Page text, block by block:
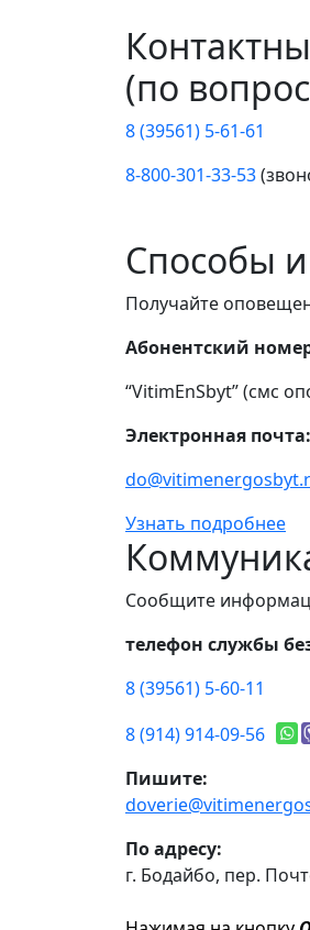
(по
8 (39561) 5-61-61
8-800-301-33-53
Способы
Получайте
Абонентский
“VitimEnSbyt” (смс
Электронная почта:
Узнать подробнее
Сообщите
телефон службы
8 (39561) 5-60-11
8 (914) 914-09-56
Пишите:
По адресу:
г. Бодайбо, пер.